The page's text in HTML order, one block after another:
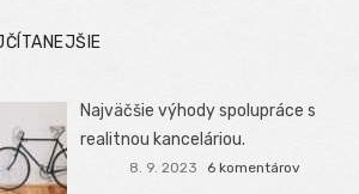
Najväčšie výhody spolupráce s
realitnou kanceláriou.
8. 9. 2023 6 komentárov